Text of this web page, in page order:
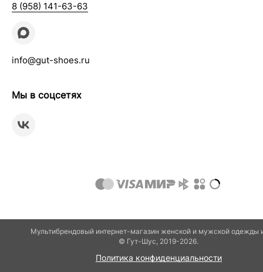
8 (958) 141-63-63
info@gut-shoes.ru
Мы в соцсетях
Мультибрендовый интернет-магазин женской и мужской одежды
© Гут-Шуc, 2019-2026.
Политика конфиденциальности